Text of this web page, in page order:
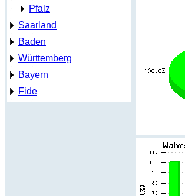
Pfalz
Saarland
Baden
Württemberg
Bayern
Fide